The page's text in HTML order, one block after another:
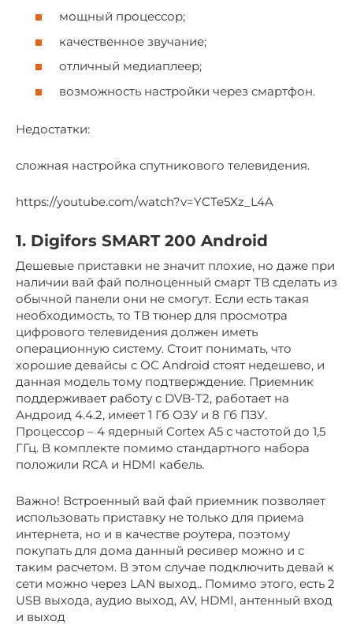
мощный процессор;
качественное звучание;
отличный медиаплеер;
возможность настройки через смартфон.
Недостатки:
сложная настройка спутникового телевидения.
https://youtube.com/watch?v=YCTe5Xz_L4A
1. Digifors SMART 200 Android
Дешевые приставки не значит плохие, но даже при
наличии вай фай полноценный смарт ТВ сделать из
обычной панели они не смогут. Если есть такая
необходимость, то ТВ тюнер для просмотра
цифрового телевидения должен иметь
операционную систему. Стоит понимать, что
хорошие девайсы с ОС Android стоят недешево, и
данная модель тому подтверждение. Приемник
поддерживает работу с DVB-T2, работает на
Андроид 4.4.2, имеет 1 Гб ОЗУ и 8 Гб ПЗУ.
Процессор – 4 ядерный Cortex A5 с частотой до 1,5
ГГц. В комплекте помимо стандартного набора
положили RCA и HDMI кабель.
Важно! Встроенный вай фай приемник позволяет
использовать приставку не только для приема
интернета, но и в качестве роутера, поэтому
покупать для дома данный ресивер можно и с
таким расчетом. В этом случае подключить девай к
сети можно через LAN выход.. Помимо этого, есть 2
USB выхода, аудио выход, AV, HDMI, антенный вход
и выход